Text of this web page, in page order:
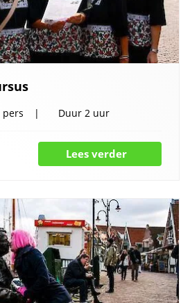
pers Duur 2 uur
Lees verder